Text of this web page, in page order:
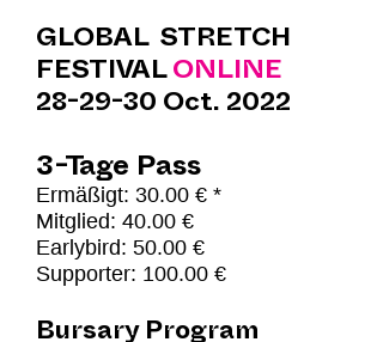
GLOBAL STRETCH
FESTIVAL ONLINE
28-29-30 Oct. 2022
3-Tage Pass
Ermäßigt: 30.00 € *
Mitglied: 40.00 €
Earlybird: 50.00 €
Supporter: 100.00 €
Bursary Program